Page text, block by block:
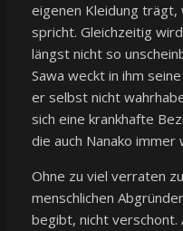
eigenen Kleidung trägt,
spricht. Gleichzeitig
längst nicht so
Sawa weckt in ihm
er selbst nicht
sich eine krankhafte
die auch Nanako
Ohne zu viel verraten
menschlichen
begibt, nicht verschont.